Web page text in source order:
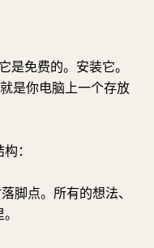
是免费的。安装它。
是你电脑上一个存放
：
点。所有的想法、